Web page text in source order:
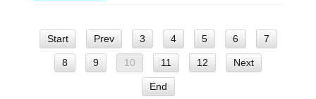
Start Prev 3 4 5 6 7
8 9 10 11 12 Next
End